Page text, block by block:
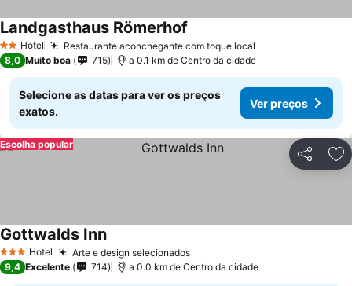
2 Estrelas
Hotel Restaurante aconchegante com toque local
Landgasthaus Römerhof
8,0 Muito boa 715 a 0.1 km de Centro da cidade
Selecione as datas para ver os preços
exatos.
Ver preços
Partilhar
Escolha popular
3 EstrelasHotel Arte e design selecionados
Gottwalds Inn
9,4 Excelente 714 a 0.0 km de Centro da cidade